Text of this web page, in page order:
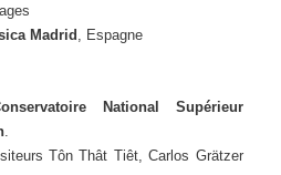
Madrid
, Espagne
National Supérieur
Tôn Thât Tiêt, Carlos Grätzer